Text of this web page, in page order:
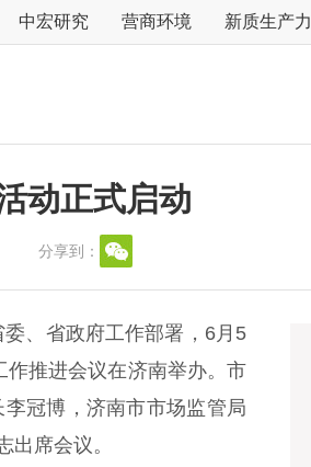
中宏研究 营商环境 新质生产力
动正式启动
分享到：
、省政府工作部署，6月5
作推进会议在济南举办。市
冠博，济南市市场监管局
席会议。